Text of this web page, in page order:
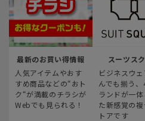
最新のお買い得情報
人気アイテムやおす
すめ商品などの“おト
ク“が満載のチラシが
Webでも見られる！
スーツス
ビジネスウ
んでも揃う
ランドが一体
た新感覚の複
トアです